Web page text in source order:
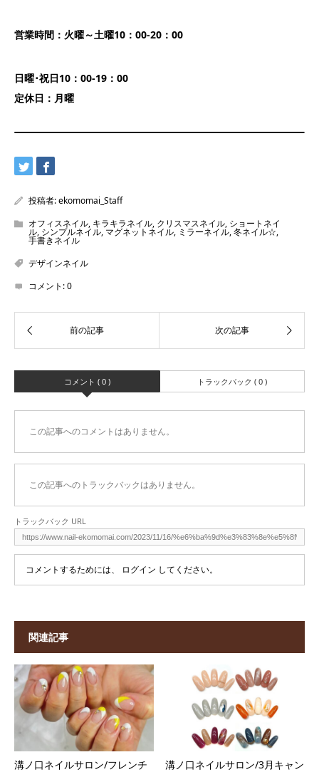
営業時間：火曜～土曜10：00-20：00
日曜･祝日10：00-19：00
定休日：月曜
投稿者:ekomomai_Staff
オフィスネイル, キラキラネイル, クリスマスネイル, ショートネイ
ル, シンプルネイル,マグネットネイル, ミラーネイル,冬ネイル☆,
手書きネイル
デザインネイル
コメント:0
コメント ( 0 ) トラックバック ( 0 )
この記事へのコメントはありません。
この記事へのトラックバックはありません。
トラックバック URL
コメントするためには、 ログイン してください。
関連記事
溝ノ口ネイルサロン/フレンチ
溝ノ口ネイルサロン/3月キャン